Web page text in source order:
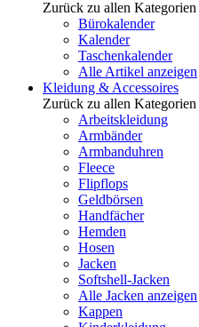
Zurück zu allen Kategorien
Bürokalender
Kalender
Taschenkalender
Alle Artikel anzeigen
Kleidung & Accessoires
Zurück zu allen Kategorien
Arbeitskleidung
Armbänder
Armbanduhren
Fleece
Flipflops
Geldbörsen
Handfächer
Hemden
Hosen
Jacken
Softshell-Jacken
Alle Jacken anzeigen
Kappen